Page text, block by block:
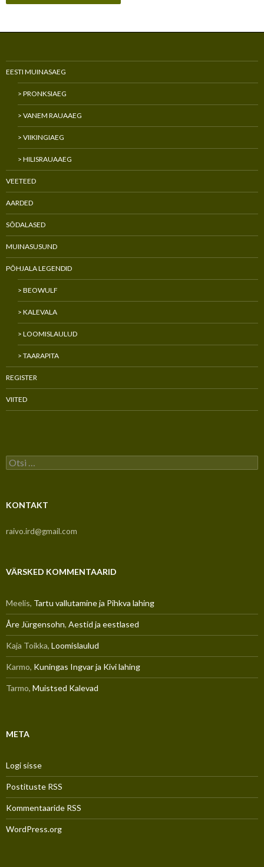
EESTI MUINASAEG
> PRONKSIAEG
> VANEM RAUAAEG
> VIIKINGIAEG
> HILISRAUAAEG
VEETEED
AARDED
SÕDALASED
MUINASUSUND
PÕHJALA LEGENDID
> BEOWULF
> KALEVALA
> LOOMISLAULUD
> TAARAPITA
REGISTER
VIITED
Otsi:
KONTAKT
raivo.ird@gmail.com
VÄRSKED KOMMENTAARID
Meelis, Tartu vallutamine ja Pihkva lahing
Åre Jürgensohn, Aestid ja eestlased
Kaja Toikka, Loomislaulud
Karmo, Kuningas Ingvar ja Kivi lahing
Tarmo, Muistsed Kalevad
META
Logi sisse
Postituste RSS
Kommentaaride RSS
WordPress.org